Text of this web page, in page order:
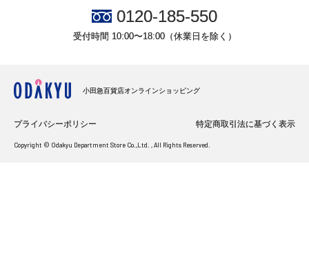
0120-185-550
受付時間 10:00〜18:00（休業日を除く）
小田急百貨店オンラインショッピング
プライバシーポリシー 特定商取引法に基づく表示
Copyright © Odakyu Department Store Co.,Ltd. , All Rights Reserved.